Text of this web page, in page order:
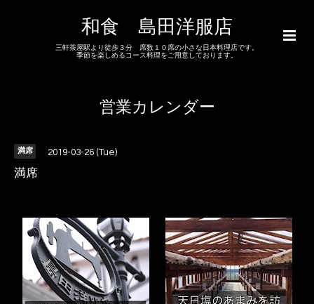
和食 島田洋服店
三軒茶屋駅より徒歩３分 席数１０席の小さな日本料理店です。
季節を楽しめるコース料理をご用意しております。
営業カレンダー
満席 2019-03-26 (Tue)
満席